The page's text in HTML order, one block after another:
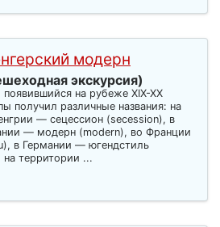
модерн
экскурсия)
на рубеже XIX-XX
получил различные названия: на
— сецессион (secession), в
— модерн (modern), во Франции
в Германии — югендстиль
территории ...